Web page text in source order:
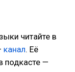
читайте в
канал. Её
подкасте —